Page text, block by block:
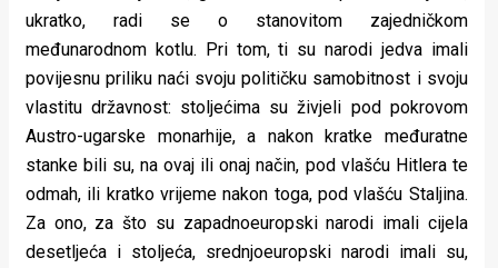
ukratko, radi se o stanovitom zajedničkom
međunarodnom kotlu. Pri tom, ti su narodi jedva imali
povijesnu priliku naći svoju političku samobitnost i svoju
vlastitu državnost: stoljećima su živjeli pod pokrovom
Austro-ugarske monarhije, a nakon kratke međuratne
stanke bili su, na ovaj ili onaj način, pod vlašću Hitlera te
odmah, ili kratko vrijeme nakon toga, pod vlašću Staljina.
Za ono, za što su zapadnoeuropski narodi imali cijela
desetljeća i stoljeća, srednjoeuropski narodi imali su,